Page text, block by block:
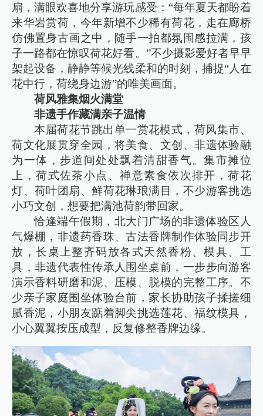
扇，满眼欢喜地分享游玩感受：“每年夏天都盼着
来华岩赏荷，今年新增不少稀有荷花，走在廊桥
仿佛置身古画之中，随手一拍都氛围感拉满，孩
子一路都在惊叹荷花好看。”不少摄影爱好者早早
架起设备，静静等候光线柔和的时刻，捕捉“人在
花中行，荷绕身边游”的唯美画面。
荷风雅集烟火满堂
非遗手作藏满亲子温情
本届荷花节跳出单一赏花模式，荷风集市、
荷文化展贯穿全园，将美食、文创、非遗体验融
为一体，步道间处处飘着清甜香气。集市摊位
上，荷式佐茶小点、禅意素食依次排开，荷花
灯、荷叶团扇、鲜荷花琳琅满目，不少游客挑选
小巧文创，想要把满池荷韵带回家。
恰逢端午假期，北大门广场的非遗体验区人
气爆棚，非遗药香珠、古法香牌制作体验同步开
放，长桌上整齐码放各式天然香粉、模具、工
具，非遗代表性传承人围坐桌前，一步步向游客
演示香料研磨和泥、压模、脱模的完整工序。不
少亲子家庭围坐体验台前，家长协助孩子揉搓细
腻香泥，小朋友踮着脚尖挑选莲花、福纹模具，
小心翼翼按压成型，反复修整香牌边缘。